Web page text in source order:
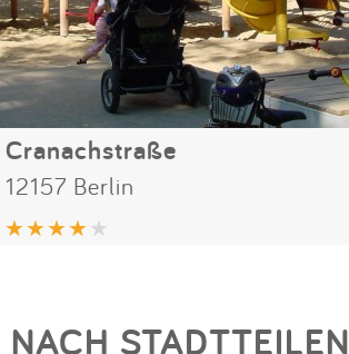
Cranachstraße
12157 Berlin
NACH STADTTEILEN